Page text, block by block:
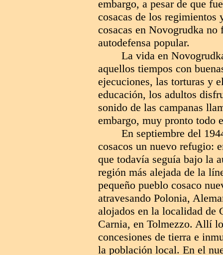
embargo, a pesar de que
cosacas de los
cosacas en Novogrudka no
autodefensa popular.
La vida en
aquellos tiempos con
ejecuciones, las torturas y
educación, los adultos
sonido de las campanas
embargo, muy pronto todo
En septiembre del
cosacos un nuevo refugio:
que todavía seguía bajo la
región más alejada de la
pequeño pueblo cosaco
atravesando Polonia,
alojados en la localidad de
Carnia, en Tolmezzo. Allí
concesiones de tierra e
la población local. En el